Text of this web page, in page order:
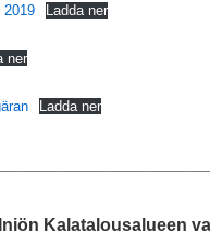
2019
Ladda ner
ner
Ladda ner
Kalatalousalueen